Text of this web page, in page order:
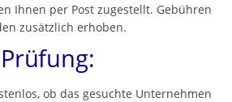
Ihnen per Post zugestellt. Gebühren
zusätzlich erhoben.
ob das gesuchte Unternehmen